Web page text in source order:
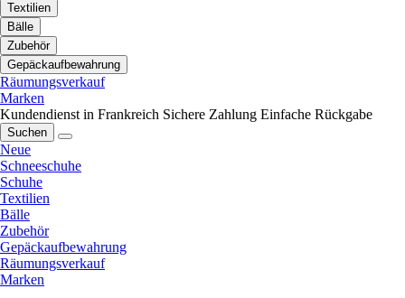
Textilien
Bälle
Zubehör
Gepäckaufbewahrung
Räumungsverkauf
Marken
Kundendienst in Frankreich Sichere Zahlung Einfache Rückgabe
Suchen
Neue
Schneeschuhe
Schuhe
Textilien
Bälle
Zubehör
Gepäckaufbewahrung
Räumungsverkauf
Marken